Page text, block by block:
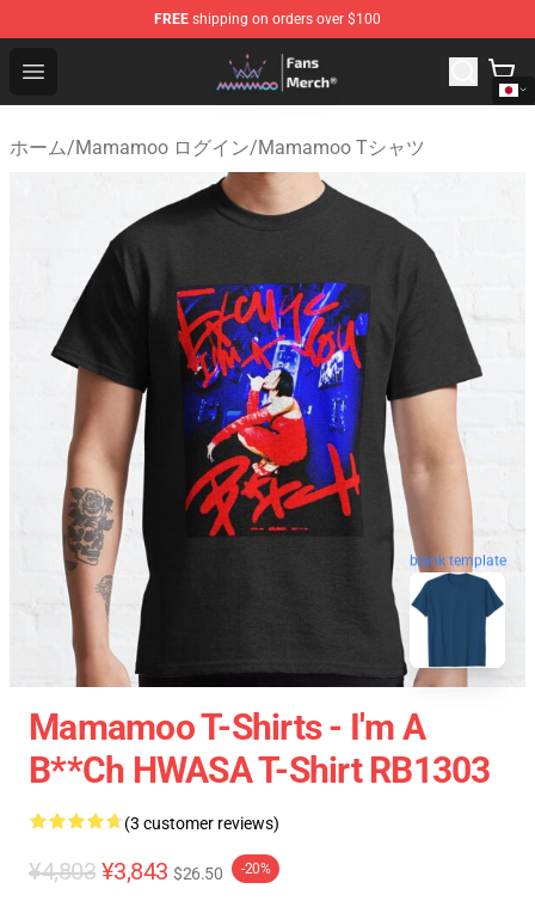
FREE shipping on orders over $100
Open menu
Mamamoo Store - Official Mamamoo Merchandise Shop
ホーム/Mamamoo ログイン/Mamamoo Tシャツ
blank template
Mamamoo T-Shirts - I'm A
B**ch HWASA T-Shirt RB1303
(3 customer reviews)
¥4,803 ¥3,843 $26.50 -20%